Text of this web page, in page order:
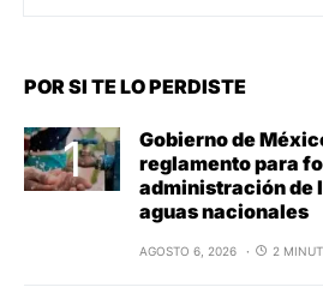
POR SI TE LO PERDISTE
Gobierno de
reglamento para
administración de
aguas nacionales
AGOSTO 6, 2026 2